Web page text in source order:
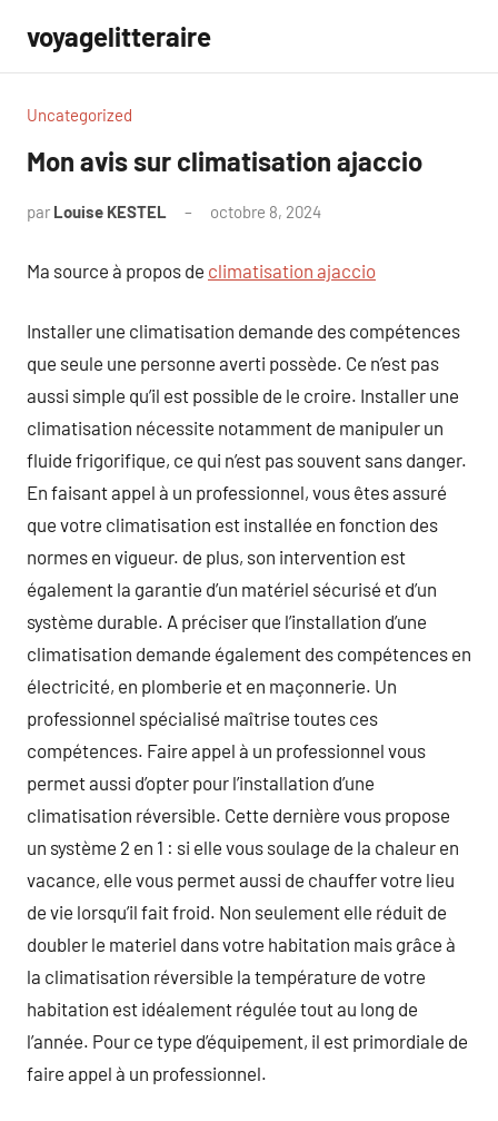
contenu
voyagelitteraire
Uncategorized
Mon avis sur climatisation ajaccio
par Louise KESTEL octobre 8, 2024
Ma source à propos de climatisation ajaccio
Installer une climatisation demande des compétences
que seule une personne averti possède. Ce n’est pas
aussi simple qu’il est possible de le croire. Installer une
climatisation nécessite notamment de manipuler un
fluide frigorifique, ce qui n’est pas souvent sans danger.
En faisant appel à un professionnel, vous êtes assuré
que votre climatisation est installée en fonction des
normes en vigueur. de plus, son intervention est
également la garantie d’un matériel sécurisé et d’un
système durable. A préciser que l’installation d’une
climatisation demande également des compétences en
électricité, en plomberie et en maçonnerie. Un
professionnel spécialisé maîtrise toutes ces
compétences. Faire appel à un professionnel vous
permet aussi d’opter pour l’installation d’une
climatisation réversible. Cette dernière vous propose
un système 2 en 1 : si elle vous soulage de la chaleur en
vacance, elle vous permet aussi de chauffer votre lieu
de vie lorsqu’il fait froid. Non seulement elle réduit de
doubler le materiel dans votre habitation mais grâce à
la climatisation réversible la température de votre
habitation est idéalement régulée tout au long de
l’année. Pour ce type d’équipement, il est primordiale de
faire appel à un professionnel.